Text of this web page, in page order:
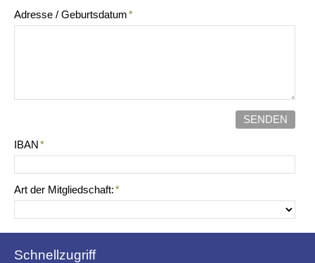
Adresse / Geburtsdatum*
SENDEN
IBAN*
Art der Mitgliedschaft:*
Schnellzugriff